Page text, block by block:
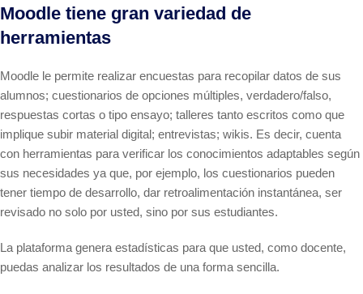
Moodle tiene gran variedad de
herramientas
Moodle le permite realizar encuestas para recopilar datos de sus
alumnos; cuestionarios de opciones múltiples, verdadero/falso,
respuestas cortas o tipo ensayo; talleres tanto escritos como que
implique subir material digital; entrevistas; wikis. Es decir, cuenta
con herramientas para verificar los conocimientos adaptables según
sus necesidades ya que, por ejemplo, los cuestionarios pueden
tener tiempo de desarrollo, dar retroalimentación instantánea, ser
revisado no solo por usted, sino por sus estudiantes.
La plataforma genera estadísticas para que usted, como docente,
puedas analizar los resultados de una forma sencilla.